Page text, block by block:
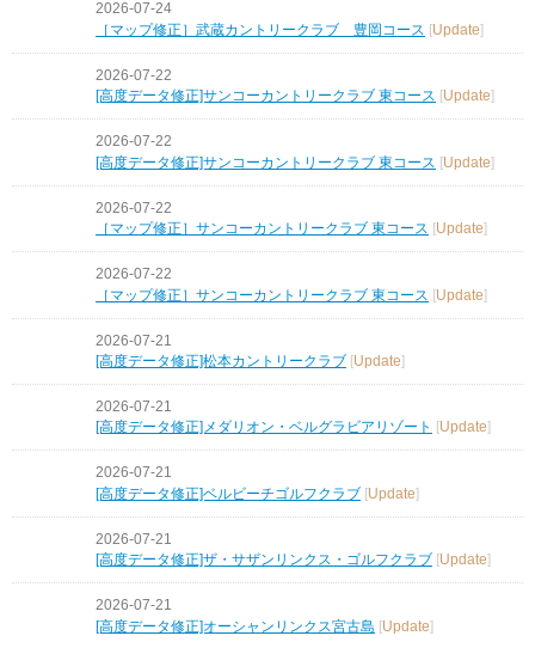
2026-07-24
［マップ修正］武蔵カントリークラブ 豊岡コース [Update]
2026-07-22
[高度データ修正]サンコーカントリークラブ 東コース [Update]
2026-07-22
[高度データ修正]サンコーカントリークラブ 東コース [Update]
2026-07-22
［マップ修正］サンコーカントリークラブ 東コース [Update]
2026-07-22
［マップ修正］サンコーカントリークラブ 東コース [Update]
2026-07-21
[高度データ修正]松本カントリークラブ [Update]
2026-07-21
[高度データ修正]メダリオン・ベルグラビアリゾート
Update
2026-07-21
[高度データ修正]ベルビーチゴルフクラブ [Update]
2026-07-21
[高度データ修正]ザ・サザンリンクス・ゴルフクラブ
Update
2026-07-21
[高度データ修正]オーシャンリンクス宮古島 [Update]